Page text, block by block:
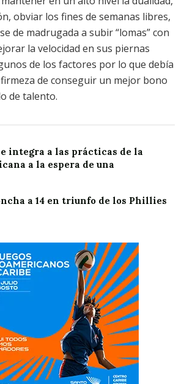
obviar los fines de semanas libres,
de madrugada a subir “lomas” con
la velocidad en sus piernas
de los factores por lo que debía
de conseguir un mejor bono
de talento.
integra a las prácticas de la
a la espera de una
a 14 en triunfo de los Phillies